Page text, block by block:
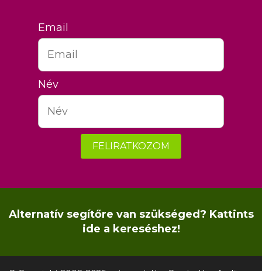
Email
Név
FELIRATKOZOM
Alternatív segítőre van szükséged? Kattints
ide a kereséshez!